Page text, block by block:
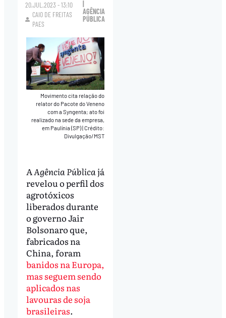
20.JUL.2023 - 13:10
CAIO DE FREITAS
PAES
AGÊNCIA
PÚBLICA
Movimento cita relação do
relator do Pacote do Veneno
com a Syngenta; ato foi
realizado na sede da empresa,
em Paulínia (SP)|Crédito:
Divulgação/MST
AAgência Públicajá
revelou o perfil dos
agrotóxicos
liberados durante
o governo Jair
Bolsonaro que,
fabricados na
China, foram
banidos na Europa,
mas seguem sendo
aplicados nas
lavouras de soja
brasileiras.